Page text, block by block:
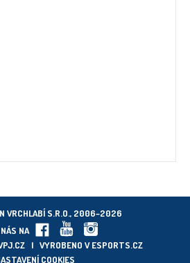
VRCHLABÍ S.R.O., 2006–2026
NA
| VYROBENO VESPORTS.CZ
COOKIES